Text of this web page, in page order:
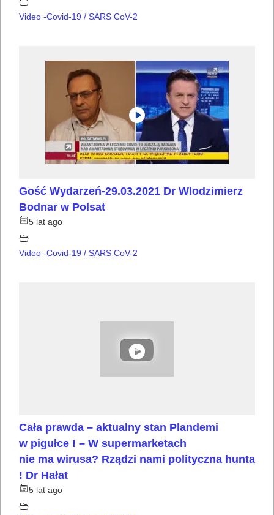
Video -Covid-19 / SARS CoV-2
Gość Wydarzeń-29.03.2021 Dr Wlodzimierz
Bodnar w Polsat
5 lat ago
Video -Covid-19 / SARS CoV-2
Cała prawda – aktualny stan Plandemi
w pigułce ! – W supermarketach
nie ma wirusa? Rządzi nami polityczna hunta
! Dr Hałat
5 lat ago